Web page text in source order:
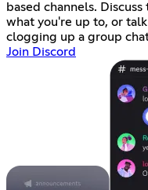
based channels.
what you're up to, or
clogging up a group
Join Discord